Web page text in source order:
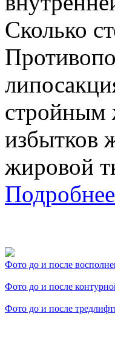
Сколько
стройным
избытков
жировой
Фото до и после
Фото до и после
Фото до и после